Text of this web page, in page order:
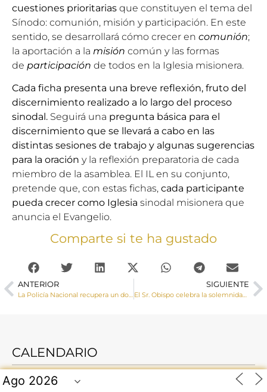
cuestiones prioritarias que constituyen el tema del
Sínodo: comunión, misión y participación. En este
sentido, se desarrollará cómo crecer en comunión;
la aportación a la misión común y las formas
de participación de todos en la Iglesia misionera.
Cada ficha presenta una breve reflexión, fruto del
discernimiento realizado a lo largo del proceso
sinodal. Seguirá una pregunta básica para el
discernimiento que se llevará a cabo en las
distintas sesiones de trabajo y algunas sugerencias
para la oración y la reflexión preparatoria de cada
miembro de la asamblea. El IL en su conjunto,
pretende que, con estas fichas, cada participante
pueda crecer como Iglesia sinodal misionera que
anuncia el Evangelio.
Comparte si te ha gustado
ANTERIOR SIGUIENTE
El Sr. Obispo celebra la solemnidad del patrono de España en el hospital de Santiago de Cuenca
CALENDARIO